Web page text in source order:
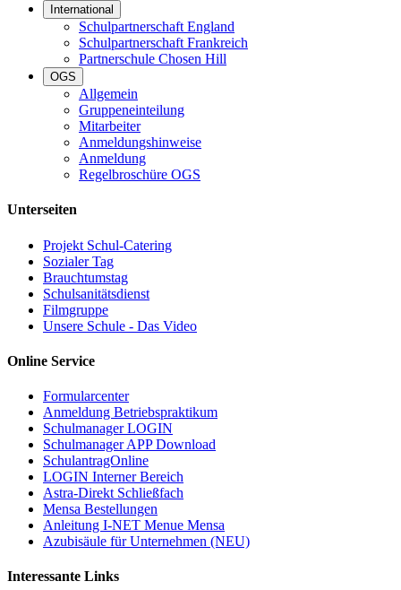
International
Schulpartnerschaft England
Schulpartnerschaft Frankreich
Partnerschule Chosen Hill
OGS
Allgemein
Gruppeneinteilung
Mitarbeiter
Anmeldungshinweise
Anmeldung
Regelbroschüre OGS
Unterseiten
Projekt Schul-Catering
Sozialer Tag
Brauchtumstag
Schulsanitätsdienst
Filmgruppe
Unsere Schule - Das Video
Online Service
Formularcenter
Anmeldung Betriebspraktikum
Schulmanager LOGIN
Schulmanager APP Download
SchulantragOnline
LOGIN Interner Bereich
Astra-Direkt Schließfach
Mensa Bestellungen
Anleitung I-NET Menue Mensa
Azubisäule für Unternehmen (NEU)
Interessante Links